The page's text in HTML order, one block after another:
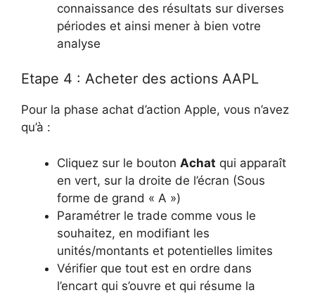
connaissance des résultats sur diverses
périodes et ainsi mener à bien votre
analyse
Etape 4 : Acheter des actions AAPL
Pour la phase achat d’action Apple, vous n’avez
qu’à :
Cliquez sur le bouton Achat qui apparaît
en vert, sur la droite de l’écran (Sous
forme de grand « A »)
Paramétrer le trade comme vous le
souhaitez, en modifiant les
unités/montants et potentielles limites
Vérifier que tout est en ordre dans
l’encart qui s’ouvre et qui résume la